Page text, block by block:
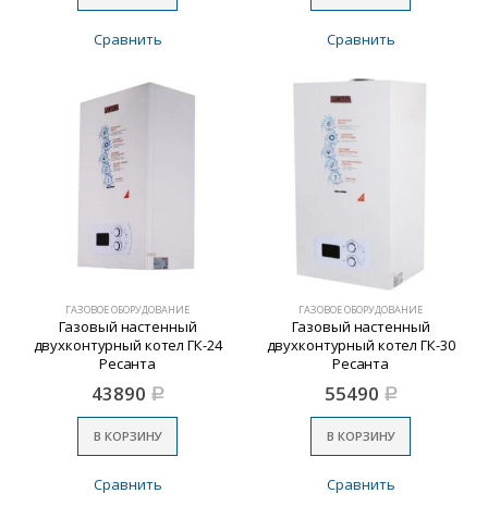
Сравнить Сравнить
ГАЗОВОЕ ОБОРУДОВАНИЕ
Газовый настенный
двухконтурный котел ГК-24
Ресанта
43890 Р
В КОРЗИНУ
Сравнить
ГАЗОВОЕ ОБОРУДОВАНИЕ
Газовый настенный
двухконтурный котел ГК-30
Ресанта
55490 Р
В КОРЗИНУ
Сравнить